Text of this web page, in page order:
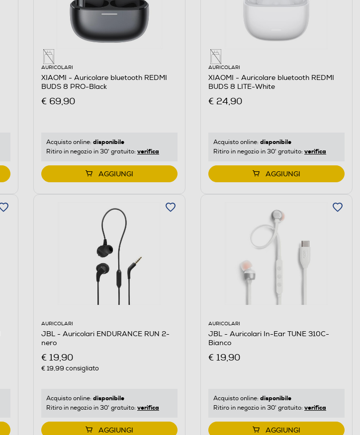
AURICOLARI
XIAOMI - Auricolare bluetooth REDMI
BUDS 8 PRO-Black
€ 69,90
Acquisto online: disponibile
Ritiro in negozio in 30' gratuito: verifica
AGGIUNGI
AURICOLARI
XIAOMI - Auricolare bluetooth REDMI
BUDS 8 LITE-White
€ 24,90
Acquisto online: disponibile
Ritiro in negozio in 30' gratuito: verifica
AGGIUNGI
AURICOLARI
JBL - Auricolari ENDURANCE RUN 2-
nero
€ 19,90
€ 19,99 consigliato
Acquisto online: disponibile
Ritiro in negozio in 30' gratuito: verifica
AGGIUNGI
AURICOLARI
JBL - Auricolari In-Ear TUNE 310C-
Bianco
€ 19,90
Acquisto online: disponibile
Ritiro in negozio in 30' gratuito: verifica
AGGIUNGI